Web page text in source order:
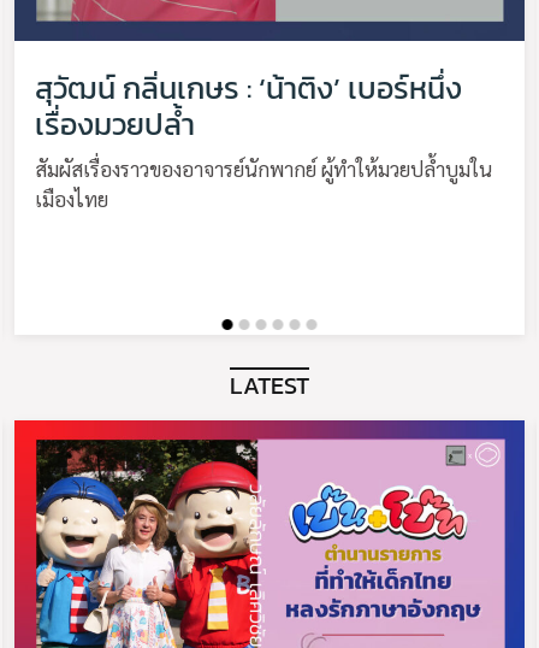
สุวัฒน์ กลิ่นเกษร : ‘น้าติง’ เบอร์หนึ่ง
เรื่องมวยปล้ำ
สัมผัสเรื่องราวของอาจารย์นักพากย์ ผู้ทำให้มวยปล้ำบูมใน
เมืองไทย
LATEST